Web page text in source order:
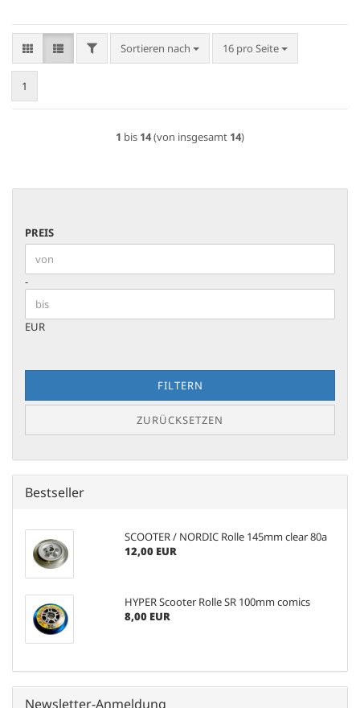
FILTERSortieren nach
Sortieren nach 16 pro Seite
pro Seite
1
1 bis 14(von insgesamt 14)
PREIS
PREIS
Preis bis
-
EUR
FILTERN
ZURÜCKSETZEN
Bestseller
SCOOTER / NORDIC Rolle 145mm clear 80a
12,00 EUR
HYPER Scooter Rolle SR 100mm comics
8,00 EUR
Newsletter-Anmeldung